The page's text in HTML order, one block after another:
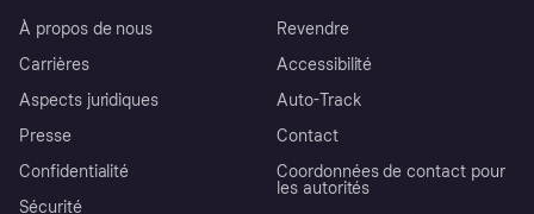
À propos de nous
Carrières
Aspects juridiques
Presse
Confidentialité
Sécurité
Revendre
Accessibilité
Auto-Track
Contact
Coordonnées de contact pour
les autorités